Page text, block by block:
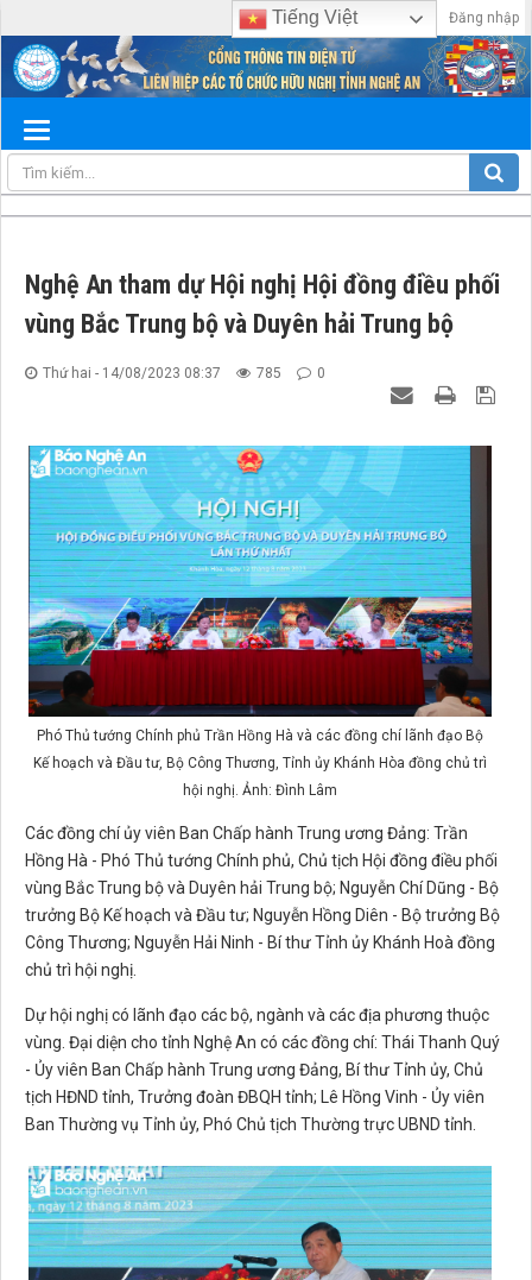
Đăng nhập
Tiếng Việt
Nghệ An tham dự Hội nghị Hội đồng điều phối
vùng Bắc Trung bộ và Duyên hải Trung bộ
Thứ hai - 14/08/2023 08:37 785 0
Phó Thủ tướng Chính phủ Trần Hồng Hà và các đồng chí lãnh đạo Bộ
Kế hoạch và Đầu tư, Bộ Công Thương, Tỉnh ủy Khánh Hòa đồng chủ trì
hội nghị. Ảnh: Đình Lâm
Các đồng chí ủy viên Ban Chấp hành Trung ương Đảng: Trần
Hồng Hà - Phó Thủ tướng Chính phủ, Chủ tịch Hội đồng điều phối
vùng Bắc Trung bộ và Duyên hải Trung bộ; Nguyễn Chí Dũng - Bộ
trưởng Bộ Kế hoạch và Đầu tư; Nguyễn Hồng Diên - Bộ trưởng Bộ
Công Thương; Nguyễn Hải Ninh - Bí thư Tỉnh ủy Khánh Hoà đồng
chủ trì hội nghị.
Dự hội nghị có lãnh đạo các bộ, ngành và các địa phương thuộc
vùng. Đại diện cho tỉnh Nghệ An có các đồng chí: Thái Thanh Quý
- Ủy viên Ban Chấp hành Trung ương Đảng, Bí thư Tỉnh ủy, Chủ
tịch HĐND tỉnh, Trưởng đoàn ĐBQH tỉnh; Lê Hồng Vinh - Ủy viên
Ban Thường vụ Tỉnh ủy, Phó Chủ tịch Thường trực UBND tỉnh.